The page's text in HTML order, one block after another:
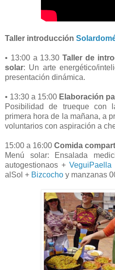
Taller introducción
• 13:00 a 13.30Taller de
solar: Un arte energético/
presentación dinámica.
• 13:30 a 15:00 Elaboración
Posibilidad de trueque con
primera hora de la mañana, a
voluntarios con aspiración a
15:00 a 16:00 Comida
Menú solar: Ensalada
autogestionaos + VeguiPaella
alSol + Bizcocho y manzanas